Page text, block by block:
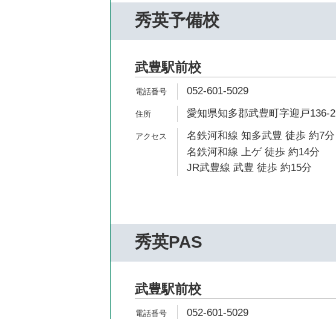
秀英予備校
武豊駅前校
052-601-5029
愛知県知多郡武豊町字迎戸136-2
名鉄河和線 知多武豊 徒歩 約7分
名鉄河和線 上ゲ 徒歩 約14分
JR武豊線 武豊 徒歩 約15分
秀英PAS
武豊駅前校
052-601-5029